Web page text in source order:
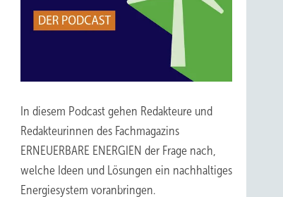
In diesem Podcast gehen Redakteure und
Redakteurinnen des Fachmagazins
ERNEUERBARE ENERGIEN der Frage nach,
welche Ideen und Lösungen ein nachhaltiges
Energiesystem voranbringen.